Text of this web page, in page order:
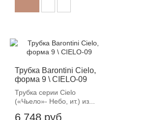
Трубка Barontini Cielo,
форма 9 \ CIELO-09
Трубка серии Cielo
(«Чьело»- Небо, ит.) из...
6 748 руб